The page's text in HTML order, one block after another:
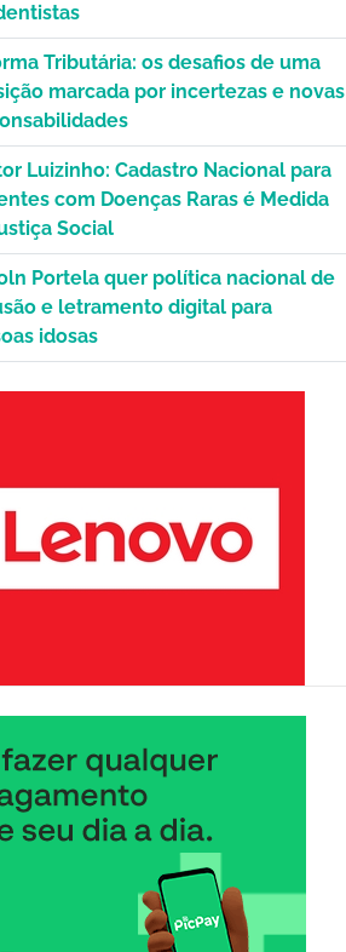
Tributária: os desafios de uma
marcada por incertezas e novas
Luizinho: Cadastro Nacional para
com Doenças Raras é Medida
Social
Portela quer política nacional de
e letramento digital para
idosas